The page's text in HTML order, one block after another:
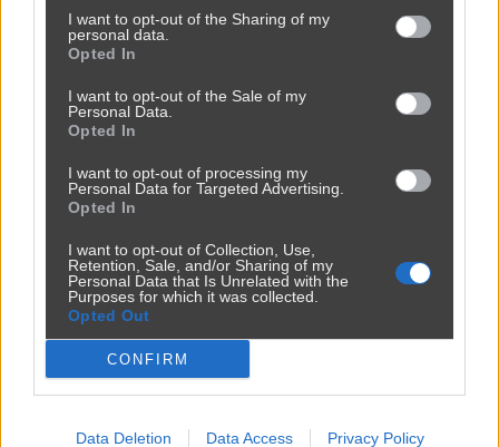
I want to opt-out of the Sharing of my
personal data.
Opted In
I want to opt-out of the Sale of my
Personal Data.
Opted In
I want to opt-out of processing my
Personal Data for Targeted Advertising.
Opted In
I want to opt-out of Collection, Use,
Retention, Sale, and/or Sharing of my
Personal Data that Is Unrelated with the
Purposes for which it was collected.
Opted Out
CONFIRM
Data Deletion Data Access Privacy Policy
Jak to nazwać złodziejstwo? Oszustwo? Malwersacja? A Ty
Ktoś kupił tanie działki i narzeka na hałas
2400 3